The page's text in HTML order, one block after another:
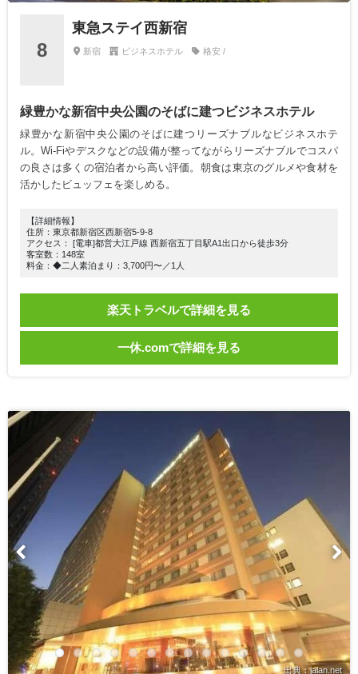
8
東急ステイ西新宿
新宿 ビジネスホテル 格安 /
緑豊かな新宿中央公園のそばに建つビジネスホテル
緑豊かな新宿中央公園のそばに建つリーズナブルなビジネスホテ
ル。Wi-Fiやデスクなどの設備が整ってながらリーズナブルでコスパ
の良さは多くの宿泊者から高い評価。朝食は東京のグルメや食材を
活かしたビュッフェを楽しめる。
【詳細情報】
住所：東京都新宿区西新宿5-9-8
アクセス： [電車]都営大江戸線 西新宿五丁目駅A1出口から徒歩3分
客室数：148室
料金：◆二人素泊まり：3,700円〜／1人
楽天トラベルで詳細を見る
一休.comで詳細を見る
出典：jalan.net